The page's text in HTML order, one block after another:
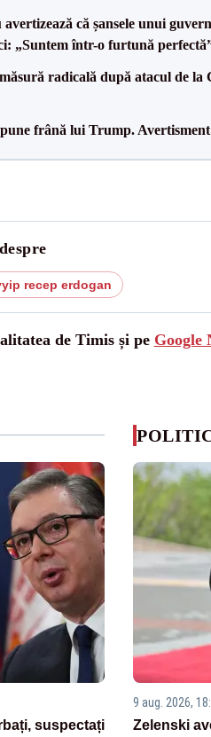
că șansele unui
„Suntem într-o furtună
radicală după atacul de
frână lui Trump.
recep erdogan
de Timis și pe Google
suspectați
9 aug. 2026,
Zelenski